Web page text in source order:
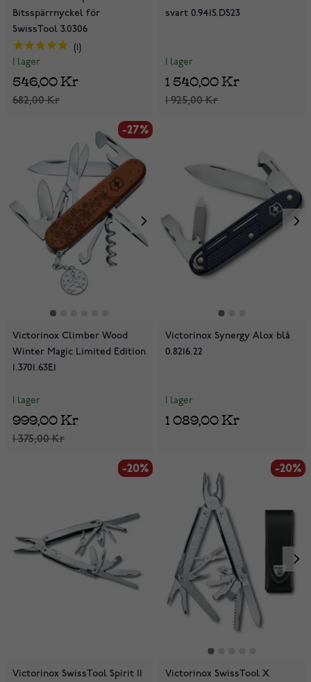
Bitsspärrnyckel för
SwissTool 3.0306
I lager
682,00 Kr
546,00 Kr
svart 0.9415.DS23
I lager
1 925,00 Kr
1 540,00 Kr
-27%
Victorinox Climber Wood
Winter Magic Limited Edition
1.3701.63E1
I lager
1 375,00 Kr
999,00 Kr
Victorinox Synergy Alox blå
0.8216.22
I lager
1 089,00 Kr
-20%
-20%
Victorinox SwissTool Spirit II
-20%
Victorinox SwissTool X